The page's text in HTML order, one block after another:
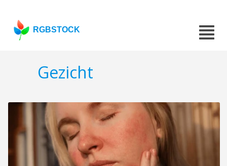
RGBSTOCK
Gezicht